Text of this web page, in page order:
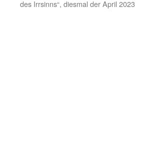
des Irrsinns“, diesmal der April 2023